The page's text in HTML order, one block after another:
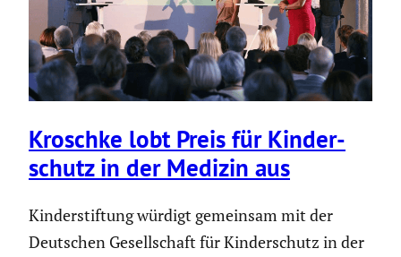
Kroschke lobt Preis für Kinder­
schutz in der Medizin aus
Kinderstiftung würdigt gemeinsam mit der
Deutschen Gesellschaft für Kinderschutz in der